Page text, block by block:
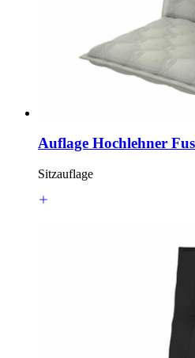
Auflage Hochlehner
Sitzauflage